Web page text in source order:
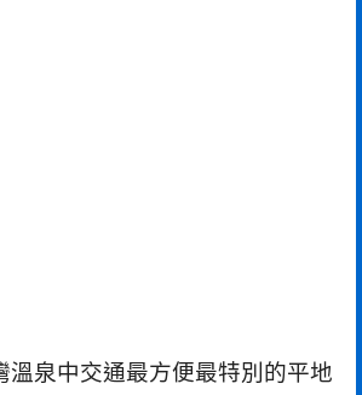
溫泉中交通最方便最特別的平地